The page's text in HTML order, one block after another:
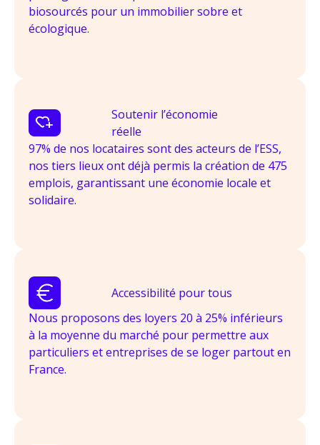
biosourcés pour un immobilier sobre et
écologique.
Soutenir l’économie
réelle
97% de nos locataires sont des acteurs de l’ESS,
nos tiers lieux ont déjà permis la création de 475
emplois, garantissant une économie locale et
solidaire.
Accessibilité pour tous
Nous proposons des loyers 20 à 25% inférieurs
à la moyenne du marché pour permettre aux
particuliers et entreprises de se loger partout en
France.